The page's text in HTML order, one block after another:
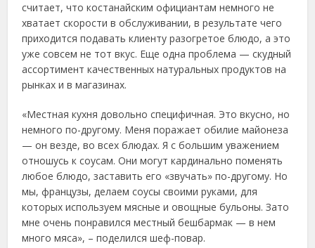
считает, что костанайским официантам немного не
хватает скорости в обслуживании, в результате чего
приходится подавать клиенту разогретое блюдо, а это
уже совсем не тот вкус. Еще одна проблема — скудный
ассортимент качественных натуральных продуктов на
рынках и в магазинах.
«Местная кухня довольно специфичная. Это вкусно, но
немного по-другому. Меня поражает обилие майонеза
— он везде, во всех блюдах. Я с большим уважением
отношусь к соусам. Они могут кардинально поменять
любое блюдо, заставить его «звучать» по-другому. Но
мы, французы, делаем соусы своими руками, для
которых используем мясные и овощные бульоны. Зато
мне очень понравился местный бешбармак — в нем
много мяса», – поделился шеф-повар.